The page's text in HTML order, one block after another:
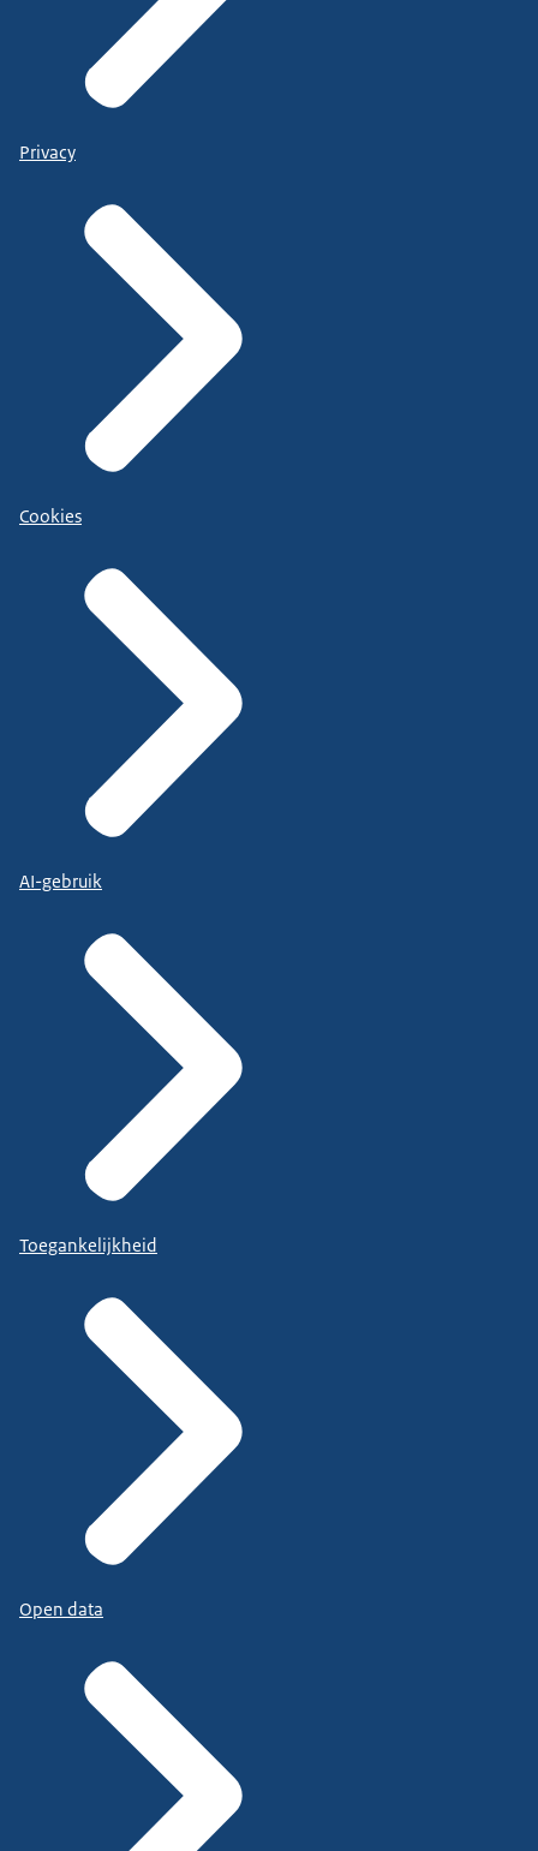
Privacy
Cookies
AI-gebruik
Toegankelijkheid
Open data